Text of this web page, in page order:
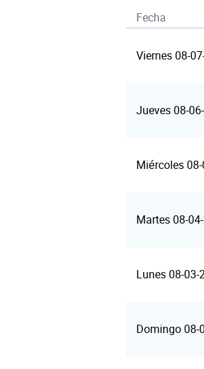
Fecha
Viernes 08-
Jueves 08-
Miércoles
Martes 08-
Lunes 08-03-
Domingo 08-